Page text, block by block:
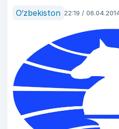
O‘zbekiston 22:19 /